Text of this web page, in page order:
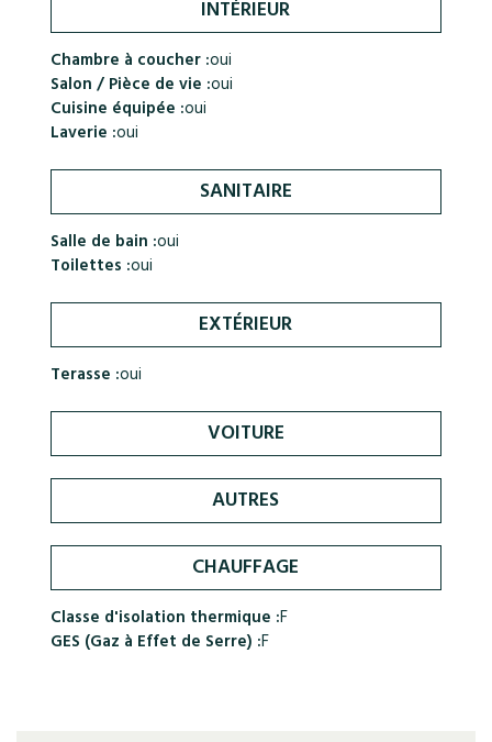
INTÉRIEUR
Chambre à coucher :oui
Salon / Pièce de vie :oui
Cuisine équipée :oui
Laverie :oui
SANITAIRE
Salle de bain :oui
Toilettes :oui
EXTÉRIEUR
Terasse :oui
VOITURE
AUTRES
CHAUFFAGE
Classe d'isolation thermique :F
GES (Gaz à Effet de Serre) :F